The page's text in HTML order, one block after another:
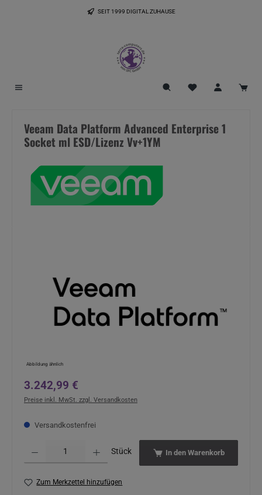
SEIT 1999 DIGITAL ZUHAUSE
Du hast 0
Veeam Data Platform Advanced Enterprise 1
Socket ml ESD/Lizenz Vv+1YM
Abbildung ähnlich
Regulärer Preis:
3.242,99 €
Preise inkl. MwSt. zzgl. Versandkosten
Versandkostenfrei
Stück In den Warenkorb
Zum Merkzettel hinzufügen